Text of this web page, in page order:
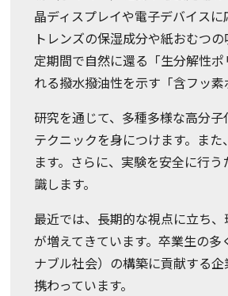
晶ディスプレイや電子デバイス
トレンズの保湿成分や紙おむつ
定期間で自然に還る「生分解性
れる撥水撥油性を示す「含フッ素
研究を通じて、多種多様な高分
テクニックを身につけます。ま
ます。さらに、実験を安全に行
識します。
最近では、長期的な視点に立ち
が増えてきています。卒業生の
ナブル社会）の構築に貢献する
携わっています。